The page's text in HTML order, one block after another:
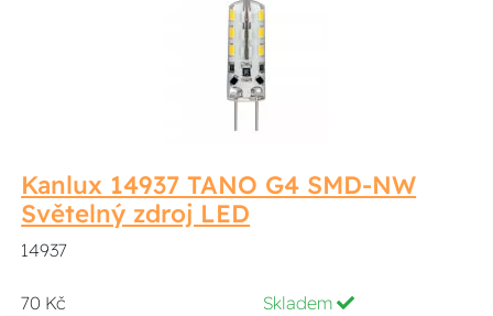
Kanlux 14937 TANO G4 SMD-NW
Světelný zdroj LED
14937
70 Kč
Skladem